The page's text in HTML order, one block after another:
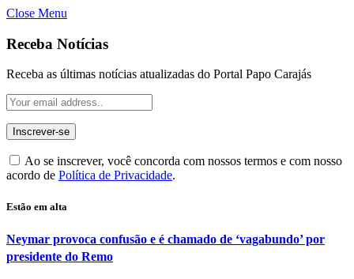
Close Menu
Receba Notícias
Receba as últimas notícias atualizadas do Portal Papo Carajás
Ao se inscrever, você concorda com nossos termos e com nosso
acordo de Política de Privacidade.
Estão em alta
Neymar provoca confusão e é chamado de ‘vagabundo’ por
presidente do Remo